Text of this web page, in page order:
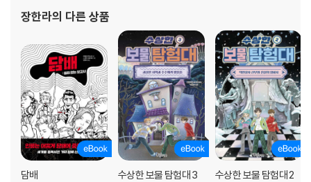
이 있고, 쓴 책으로 『열두 달 초록의 말
장한라의 다른 상품
담배 수상한 보물 탐험대 3 수상한 보물 탐험대 2